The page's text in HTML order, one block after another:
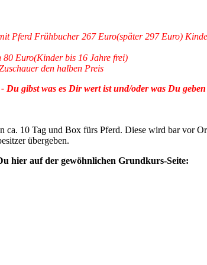
Pferd Frühbucher 267 Euro(später 297 Euro)
80 Euro(Kinder bis 16 Jahre frei)
den halben Preis
gibst was es Dir wert ist und/oder was Du geben
ca. 10 Tag und Box fürs Pferd. Diese wird bar vor
übergeben.
hier auf der gewöhnlichen Grundkurs-Seite: